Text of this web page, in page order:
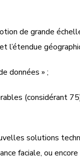
de grande
l’étendue
données » ;
(considérant
solutions
faciale, ou